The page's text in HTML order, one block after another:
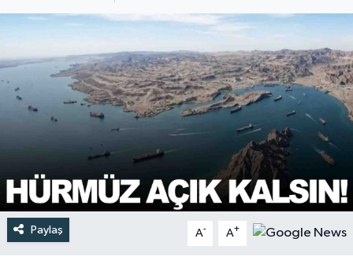
Paylaş A- A+
Siyaset
Türkiye
Yaşam
Haber Arşivi